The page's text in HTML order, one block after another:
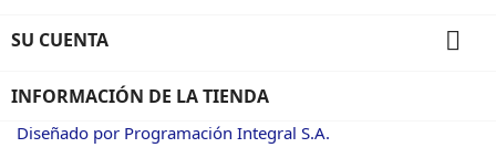
SU CUENTA 
INFORMACIÓN DE LA TIENDA
Diseñado por Programación Integral S.A.